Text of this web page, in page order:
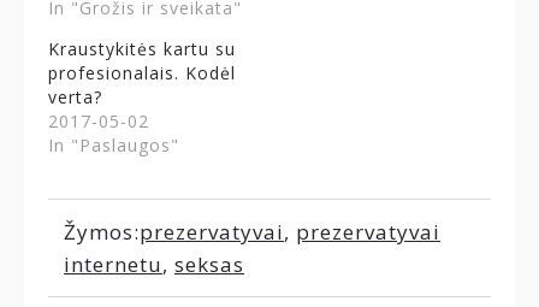
In "Grožis ir sveikata"
Kraustykitės kartu su
profesionalais. Kodėl
verta?
2017-05-02
In "Paslaugos"
Žymos:prezervatyvai, prezervatyvai
internetu, seksas